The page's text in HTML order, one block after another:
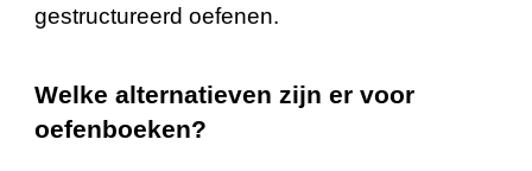
gestructureerd oefenen.
Welke alternatieven zijn er voor
oefenboeken?